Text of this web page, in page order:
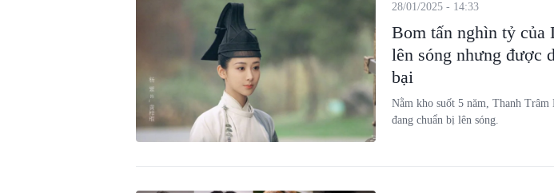
Bom tấn nghìn tỷ của
lên sóng nhưng được
bại
28/01/2025 - 14:33
Nằm kho suốt 5 năm, Thanh Trâm
đang chuẩn bị lên sóng.